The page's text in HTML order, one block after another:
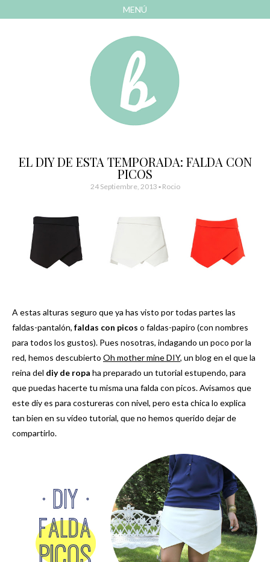
MENÚ
Bonitismos
EL DIY DE ESTA TEMPORADA: FALDA CON
PICOS
24 Septiembre, 2013 - Rocio
A estas alturas seguro que ya has visto por todas partes las
faldas-pantalón, faldas con picos o faldas-papiro (con nombres
para todos los gustos). Pues nosotras, indagando un poco por la
red, hemos descubierto Oh mother mine DIY, un blog en el que la
reina del diy de ropa ha preparado un tutorial estupendo, para
que puedas hacerte tu misma una falda con picos. Avisamos que
este diy es para costureras con nivel, pero esta chica lo explica
tan bien en su vídeo tutorial, que no hemos querido dejar de
compartirlo.